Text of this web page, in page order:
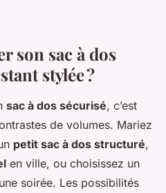
son sac à dos
stylée ?
sac à dos sécurisé, c’est
de volumes. Mariez
petit sac à dos structuré,
en ville, ou choisissez un
soirée. Les possibilités